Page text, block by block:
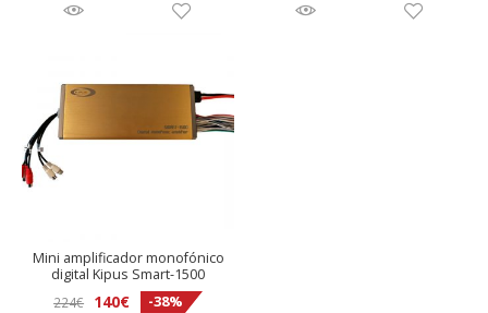
Mini amplificador monofónico
digital Kipus Smart-1500
224€
El
140€El
-38%